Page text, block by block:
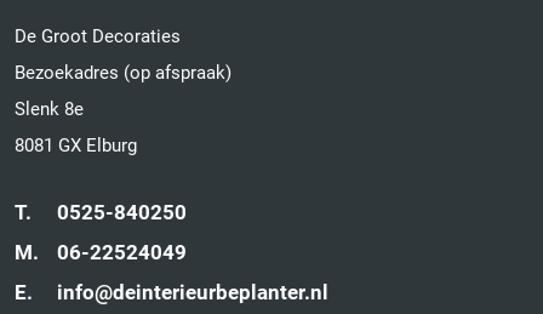
De Groot Decoraties
Bezoekadres (op afspraak)
Slenk 8e
8081 GX Elburg
T.
0525-840250
M.
06-22524049
E.
info@deinterieurbeplanter.nl